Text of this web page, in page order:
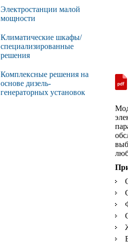
Электростанции малой
мощности
Климатические шкафы/
специализированные
решения
Комплексные решения на
основе дизель-
генераторных установок